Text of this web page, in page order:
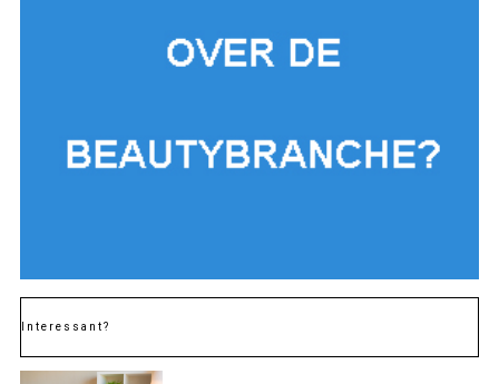
Interessant?